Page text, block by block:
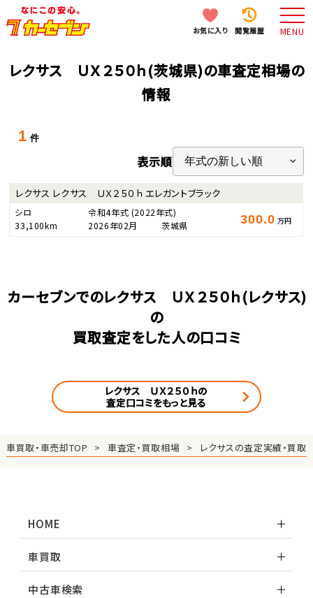
お気に入り 閲覧履歴 MENU
レクサス ＵＸ２５０ｈ(茨城県)の車査定相場の
情報
1 件
表示順
レクサス レクサス ＵＸ２５０ｈ エレガントブラック
シロ 令和4年式 (2022年式)
33,100km
2026年02月 茨城県 300.0 万円
カーセブンでのレクサス ＵＸ２５０ｈ(レクサス)
の
買取査定をした人の口コミ
レクサス ＵＸ２５０ｈの
査定口コミをもっと見る
車買取・車売却TOP 車査定・買取相場 レクサスの査定実績・買取
HOME
車買取
中古車検索